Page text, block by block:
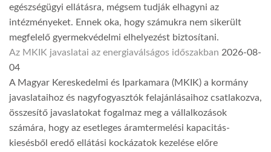
egészségügyi ellátásra, mégsem tudják elhagyni az
intézményeket. Ennek oka, hogy számukra nem sikerült
megfelelő gyermekvédelmi elhelyezést biztosítani.
Az MKIK javaslatai az energiaválságos időszakban 2026-08-
04
A Magyar Kereskedelmi és Iparkamara (MKIK) a kormány
javaslataihoz és nagyfogyasztók felajánlásaihoz csatlakozva,
összesítő javaslatokat fogalmaz meg a vállalkozások
számára, hogy az esetleges áramtermelési kapacitás-
kiesésből eredő ellátási kockázatok kezelése előre